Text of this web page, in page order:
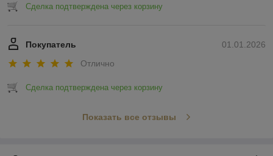
Сделка подтверждена через корзину
01.01.2026
Покупатель
Отлично
Сделка подтверждена через корзину
Показать все отзывы